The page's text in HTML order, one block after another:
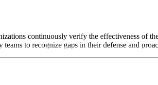
continuously verify the effectiveness of
to recognize gaps in their defense and